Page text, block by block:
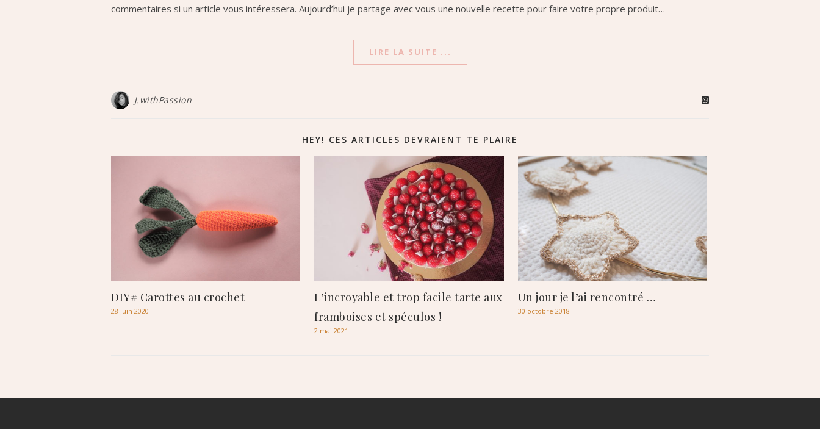
commentaires si un article vous intéressera. Aujourd’hui je partage avec vous une nouvelle recette pour faire votre propre produit…
LIRE LA SUITE ...
J.withPassion
HEY! CES ARTICLES DEVRAIENT TE PLAIRE
DIY# Carottes au crochet
28 juin 2020
L’incroyable et trop facile tarte aux
framboises et spéculos !
2 mai 2021
Un jour je l’ai rencontré …
30 octobre 2018